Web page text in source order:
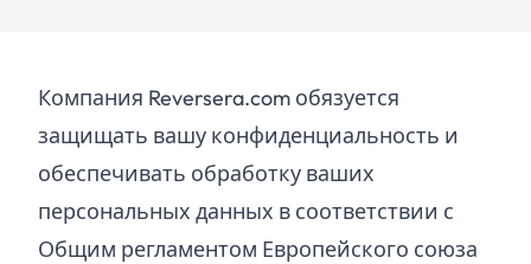
Компания Reversera.com обязуется
защищать вашу конфиденциальность и
обеспечивать обработку ваших
персональных данных в соответствии с
Общим регламентом Европейского союза